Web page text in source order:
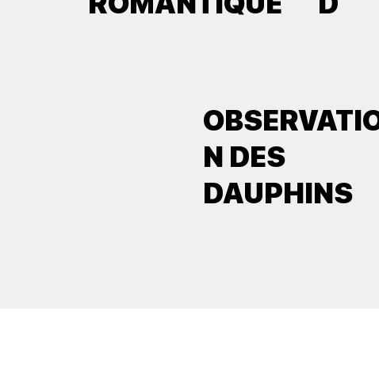
N DES
DAUPHINS